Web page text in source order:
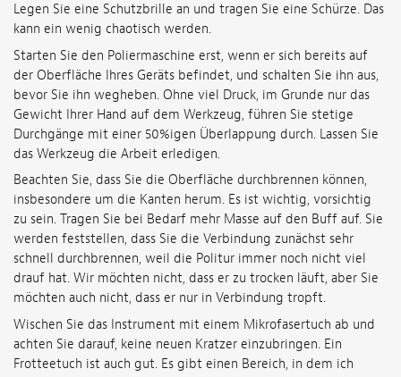
Legen Sie eine Schutzbrille an und tragen Sie eine Schürze. Das
kann ein wenig chaotisch werden.
Starten Sie den Poliermaschine erst, wenn er sich bereits auf
der Oberfläche Ihres Geräts befindet, und schalten Sie ihn aus,
bevor Sie ihn wegheben. Ohne viel Druck, im Grunde nur das
Gewicht Ihrer Hand auf dem Werkzeug, führen Sie stetige
Durchgänge mit einer 50%igen Überlappung durch. Lassen Sie
das Werkzeug die Arbeit erledigen.
Beachten Sie, dass Sie die Oberfläche durchbrennen können,
insbesondere um die Kanten herum. Es ist wichtig, vorsichtig
zu sein. Tragen Sie bei Bedarf mehr Masse auf den Buff auf. Sie
werden feststellen, dass Sie die Verbindung zunächst sehr
schnell durchbrennen, weil die Politur immer noch nicht viel
drauf hat. Wir möchten nicht, dass er zu trocken läuft, aber Sie
möchten auch nicht, dass er nur in Verbindung tropft.
Wischen Sie das Instrument mit einem Mikrofasertuch ab und
achten Sie darauf, keine neuen Kratzer einzubringen. Ein
Frotteetuch ist auch gut. Es gibt einen Bereich, in dem ich